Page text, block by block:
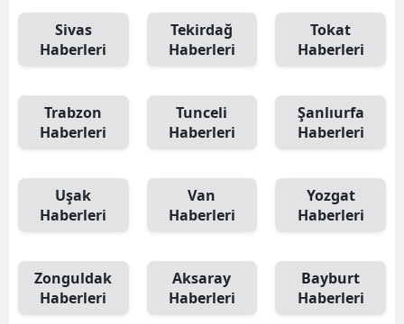
Sivas
Haberleri
Tekirdağ
Haberleri
Tokat
Haberleri
Trabzon
Haberleri
Tunceli
Haberleri
Şanlıurfa
Haberleri
Uşak
Haberleri
Van
Haberleri
Yozgat
Haberleri
Zonguldak
Haberleri
Aksaray
Haberleri
Bayburt
Haberleri